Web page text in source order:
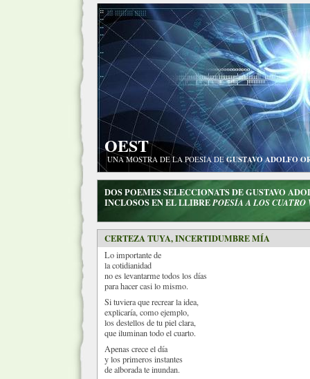
OEST
UNA MOSTRA DE LA POESIA DEGUSTAVO ADOLFO
DOS POEMES SELECCIONATS DE GUSTAVO
INCLOSOS EN EL LLIBREPOESÍA A LOS CUATRO
CERTEZA TUYA, INCERTIDUMBRE MÍA
Lo importante de
la cotidianidad
no es levantarme todos los días
para hacer casi lo mismo.
Si tuviera que recrear la idea,
explicaría, como ejemplo,
los destellos de tu piel clara,
que iluminan todo el cuarto.
Apenas crece el día
y los primeros instantes
de alborada te inundan.